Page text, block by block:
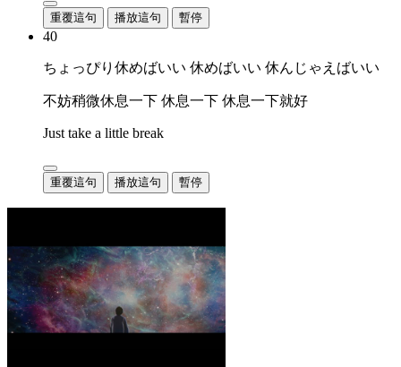
重覆這句 播放這句 暫停
40
ちょっぴり休めばいい 休めばいい 休んじゃえばいい
不妨稍微休息一下 休息一下 休息一下就好
Just take a little break
重覆這句 播放這句 暫停